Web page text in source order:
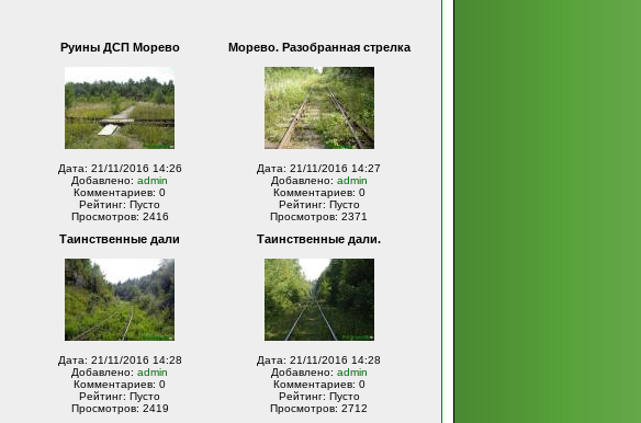
Руины ДСП Морево
Дата: 21/11/2016 14:26
Добавлено: admin
Комментариев: 0
Рейтинг: Пусто
Просмотров: 2416
Морево. Разобранная стрелка
Дата: 21/11/2016 14:27
Добавлено: admin
Комментариев: 0
Рейтинг: Пусто
Просмотров: 2371
Таинственные дали
Дата: 21/11/2016 14:28
Добавлено: admin
Комментариев: 0
Рейтинг: Пусто
Просмотров: 2419
Таинственные дали.
Дата: 21/11/2016 14:28
Добавлено: admin
Комментариев: 0
Рейтинг: Пусто
Просмотров: 2712